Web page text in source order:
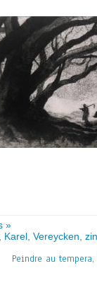
»
, Karel, Vereycken,
Peindre au